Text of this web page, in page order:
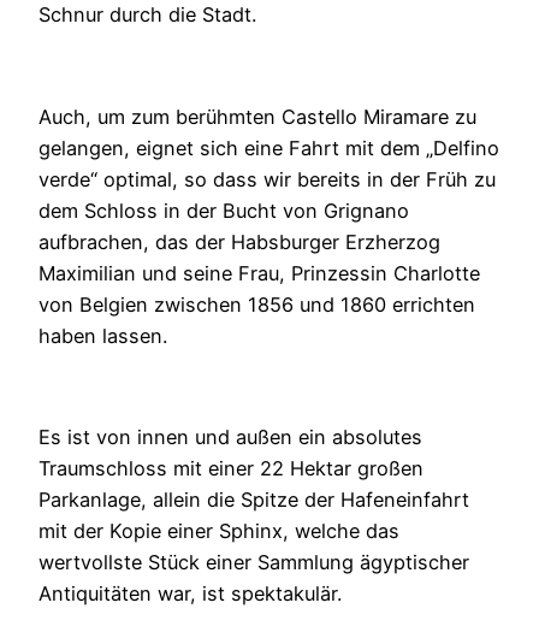
Schnur durch die Stadt.
Auch, um zum berühmten Castello Miramare zu
gelangen, eignet sich eine Fahrt mit dem „Delfino
verde“ optimal, so dass wir bereits in der Früh zu
dem Schloss in der Bucht von Grignano
aufbrachen, das der Habsburger Erzherzog
Maximilian und seine Frau, Prinzessin Charlotte
von Belgien zwischen 1856 und 1860 errichten
haben lassen.
Es ist von innen und außen ein absolutes
Traumschloss mit einer 22 Hektar großen
Parkanlage, allein die Spitze der Hafeneinfahrt
mit der Kopie einer Sphinx, welche das
wertvollste Stück einer Sammlung ägyptischer
Antiquitäten war, ist spektakulär.